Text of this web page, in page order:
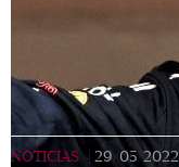
NOTICIAS 29/05/2022